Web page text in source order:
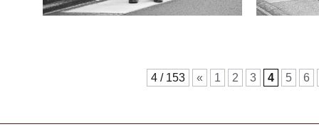
4 / 153 « 1 2 3 4 5 6